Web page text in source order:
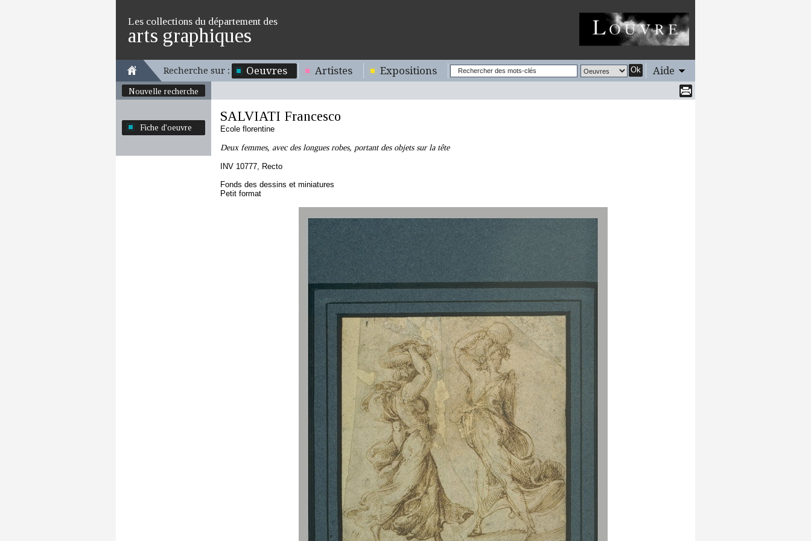
Les collections du département des
arts graphiques
Recherche sur : Oeuvres Artistes Expositions Ok Aide
Nouvelle recherche
Fiche d'oeuvre
SALVIATI Francesco
Ecole florentine
Deux femmes, avec des longues robes, portant des objets sur la tête
INV 10777, Recto
Fonds des dessins et miniatures
Petit format